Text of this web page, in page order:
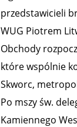
przedstawicieli
WUG Piotrem
Obchody
które wspólnie
Skworc,
Po mszy św.
Kamiennego